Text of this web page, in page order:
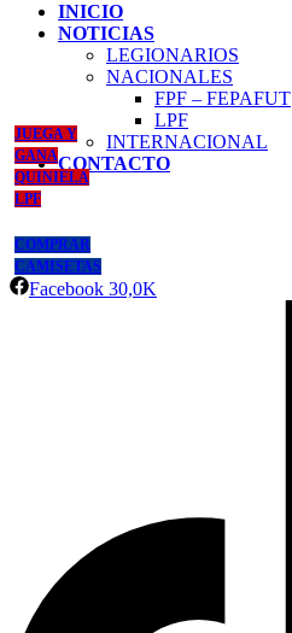
INICIO
NOTICIAS
LEGIONARIOS
NACIONALES
FPF – FEPAFUT
LPF
INTERNACIONAL
CONTACTO
JUEGA Y
GANA
QUINIELA
LPF
COMPRAR
CAMISETAS
Facebook 30,0K